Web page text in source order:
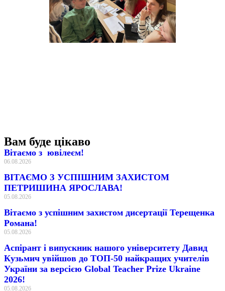
Вам буде цікаво
Вітаємо з ювілеєм!
06.08.2026
ВІТАЄМО З УСПІШНИМ ЗАХИСТОМ
ПЕТРИШИНА ЯРОСЛАВА!
05.08.2026
Вітаємо з успішним захистом дисертації Терещенка
Романа!
05.08.2026
Аспірант і випускник нашого університету Давид
Кузьмич увійшов до ТОП-50 найкращих учителів
України за версією Global Teacher Prize Ukraine
2026!
05.08.2026